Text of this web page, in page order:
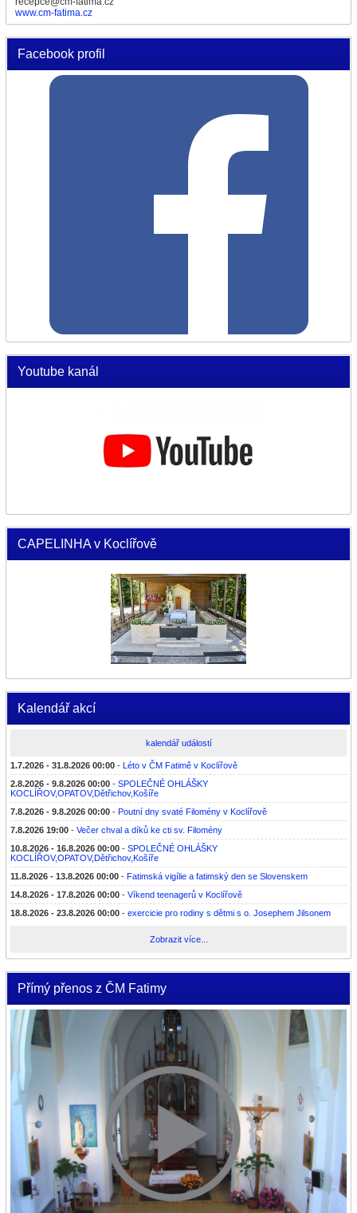
www.cm-fatima.cz
Facebook profil
Youtube kanál
CAPELINHA v Koclířově
Kalendář akcí
kalendář událostí
1.7.2026 - 31.8.2026 00:00 - Léto v ČM Fatimě v Koclířově
2.8.2026 - 9.8.2026 00:00 - SPOLEČNÉ OHLÁŠKY
KOCLÍŘOV,OPATOV,Dětřichov,Košíře
7.8.2026 - 9.8.2026 00:00 - Poutní dny svaté Filomény v Koclířově
7.8.2026 19:00 - Večer chval a díků ke cti sv. Filomény
10.8.2026 - 16.8.2026 00:00 - SPOLEČNÉ OHLÁŠKY
KOCLÍŘOV,OPATOV,Dětřichov,Košíře
11.8.2026 - 13.8.2026 00:00 - Fatimská vigílie a fatimský den se Slovenskem
14.8.2026 - 17.8.2026 00:00 - Víkend teenagerů v Koclířově
18.8.2026 - 23.8.2026 00:00 - exercicie pro rodiny s dětmi s o. Josephem Jilsonem
Zobrazit více...
Přímý přenos z ČM Fatimy